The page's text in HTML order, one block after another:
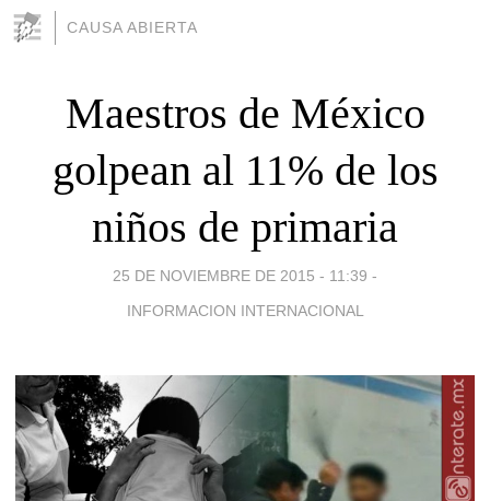
CAUSA ABIERTA
Maestros de México
golpean al 11% de los
niños de primaria
25 DE NOVIEMBRE DE 2015 - 11:39 -
INFORMACION INTERNACIONAL